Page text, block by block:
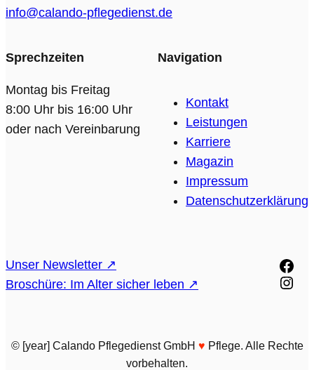
info@calando-pflegedienst.de
Sprechzeiten
Montag bis Freitag
8:00 Uhr bis 16:00 Uhr
oder nach Vereinbarung
Navigation
Kontakt
Leistungen
Karriere
Magazin
Impressum
Datenschutzerklärung
Unser Newsletter ↗
Broschüre: Im Alter sicher leben ↗
© [year] Calando Pflegedienst GmbH ♥️ Pflege. Alle Rechte
vorbehalten.